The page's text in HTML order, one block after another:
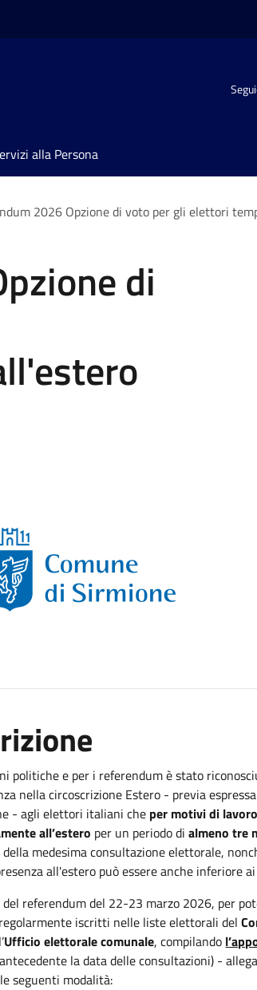
alla Persona
2026 Opzione di voto per gli elettori
di
politiche e per i referendum è stato
nella circoscrizione Estero - previa
- agli elettori italiani che per motivi di
all’estero per un periodo dialmeno tre
medesima consultazione elettorale,
all'estero può essere anche inferiore
del referendum del 22-23 marzo 2026, per
iscritti nelle liste elettorali del
Ufficio elettorale comunale, compilando
la data delle consultazioni) -
seguenti modalità: